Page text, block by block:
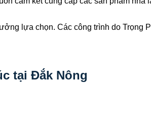
lựa chọn. Các công trình do Trọng
tại Đắk Nông